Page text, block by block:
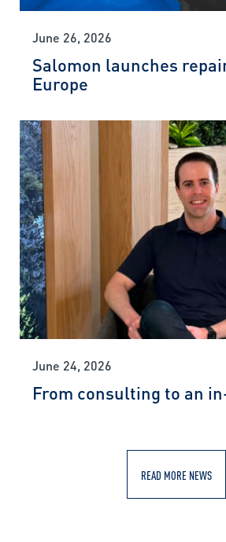
June 26, 2026
Salomon launches
Europe
June 24, 2026
From consulting to an
READ MORE NEWS